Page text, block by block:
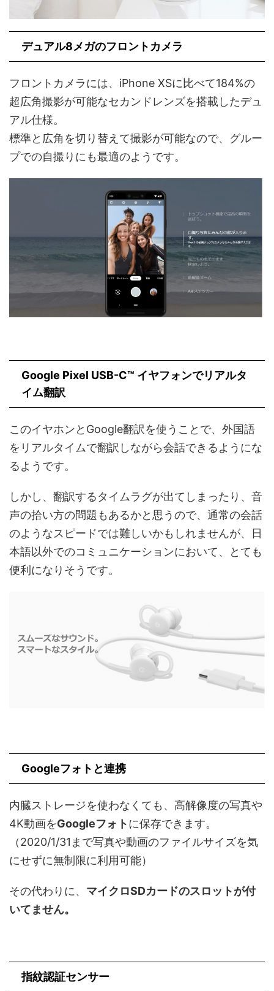
デュアル8メガのフロントカメラ
フロントカメラには、iPhone XSに比べて184%の
超広角撮影が可能なセカンドレンズを搭載したデュ
アル仕様。
標準と広角を切り替えて撮影が可能なので、グルー
プでの自撮りにも最適のようです。
Google Pixel USB-C™ イヤフォンでリアルタ
イム翻訳
このイヤホンとGoogle翻訳を使うことで、外国語
をリアルタイムで翻訳しながら会話できるようにな
るようです。
しかし、翻訳するタイムラグが出てしまったり、音
声の拾い方の問題もあるかと思うので、通常の会話
のようなスピードでは難しいかもしれませんが、日
本語以外でのコミュニケーションにおいて、とても
便利になりそうです。
Googleフォトと連携
内臓ストレージを使わなくても、高解像度の写真や
4K動画をGoogleフォトに保存できます。
（2020/1/31まで写真や動画のファイルサイズを気
にせずに無制限に利用可能）
その代わりに、 マイクロSDカードのスロットが付
いてません。
指紋認証センサー